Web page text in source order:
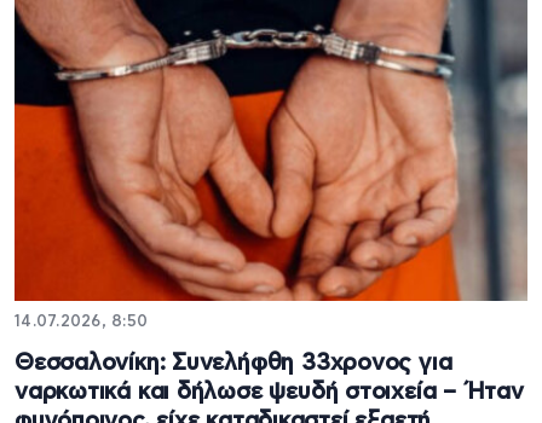
14.07.2026, 8:50
Θεσσαλονίκη: Συνελήφθη 33χρονος για
ναρκωτικά και δήλωσε ψευδή στοιχεία – Ήταν